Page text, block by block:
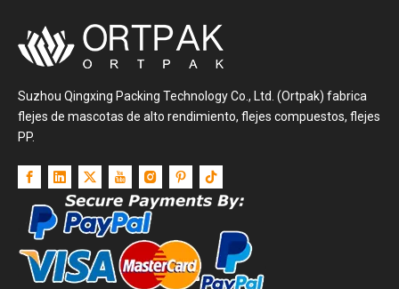
Suzhou Qingxing Packing Technology Co., Ltd. (Ortpak) fabrica
flejes de mascotas de alto rendimiento, flejes compuestos, flejes
PP.